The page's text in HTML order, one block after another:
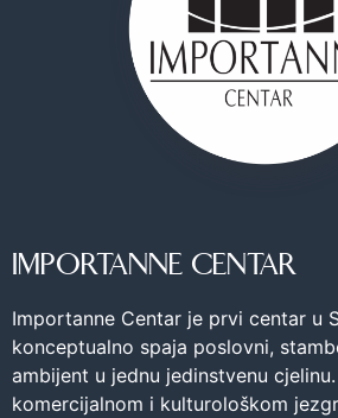
IMPORTANNE CENTAR
Importanne Centar je prvi centar u
konceptualno spaja poslovni,
ambijent u jednu jedinstvenu
komercijalnom i kulturološkom